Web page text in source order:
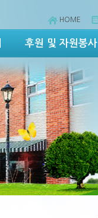
HOME
후원 및 자원봉사